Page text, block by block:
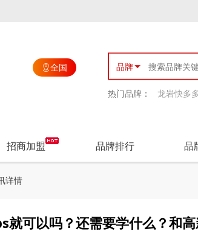
全国 品牌
热门品牌： 龙岩快多多
招商加盟 品牌排行 品
详情
就可以吗？还需要学什么？和